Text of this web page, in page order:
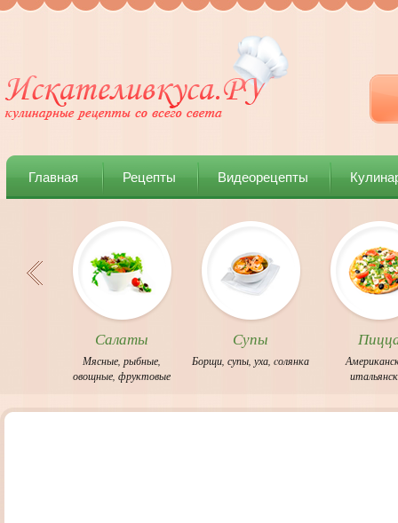
Главная Рецепты Видеорецепты
Салаты
Мясные ,рыбные
овощные ,фруктовые
Супы
Борщи ,супы ,уха ,cолянка